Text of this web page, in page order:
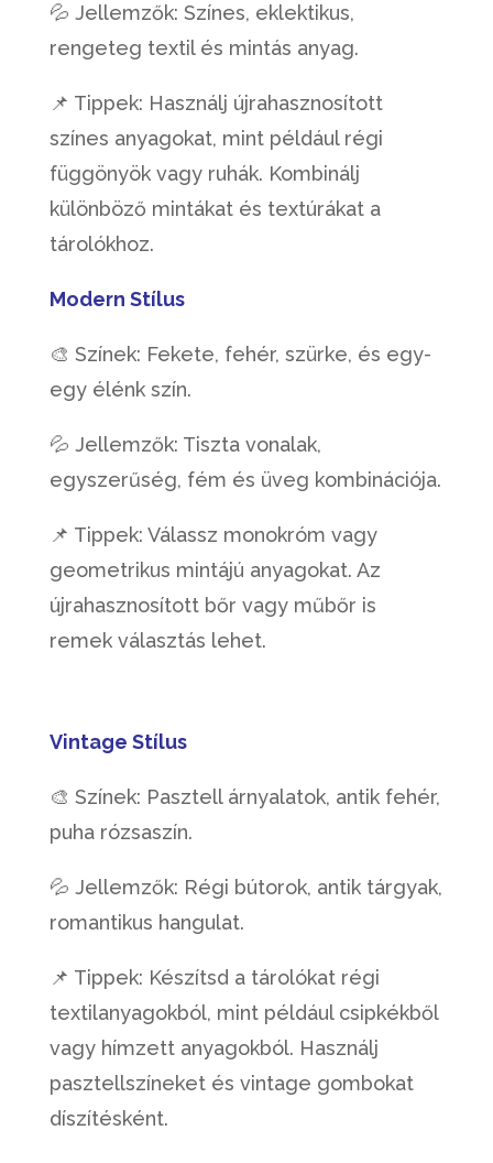
💦 Jellemzők: Színes, eklektikus,
rengeteg textil és mintás anyag.
📌 Tippek: Használj újrahasznosított
színes anyagokat, mint például régi
függönyök vagy ruhák. Kombinálj
különböző mintákat és textúrákat a
tárolókhoz.
Modern Stílus
🎨 Színek: Fekete, fehér, szürke, és egy-
egy élénk szín.
💦 Jellemzők: Tiszta vonalak,
egyszerűség, fém és üveg kombinációja.
📌 Tippek: Válassz monokróm vagy
geometrikus mintájú anyagokat. Az
újrahasznosított bőr vagy műbőr is
remek választás lehet.
Vintage Stílus
🎨 Színek: Pasztell árnyalatok, antik fehér,
puha rózsaszín.
💦 Jellemzők: Régi bútorok, antik tárgyak,
romantikus hangulat.
📌 Tippek: Készítsd a tárolókat régi
textilanyagokból, mint például csipkékből
vagy hímzett anyagokból. Használj
pasztellszíneket és vintage gombokat
díszítésként.